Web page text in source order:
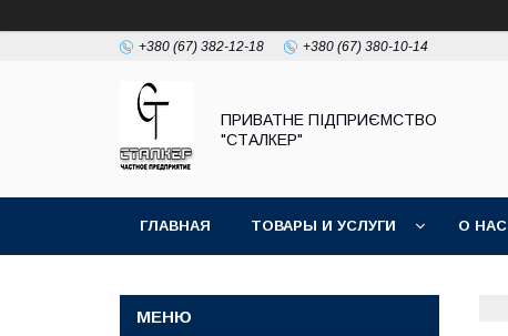
+380 (67) 382-12-18 +380 (67) 380-10-14
ПРИВАТНЕ ПІДПРИЄМСТВО
"СТАЛКЕР"
ГЛАВНАЯ ТОВАРЫ И УСЛУГИ О НАС